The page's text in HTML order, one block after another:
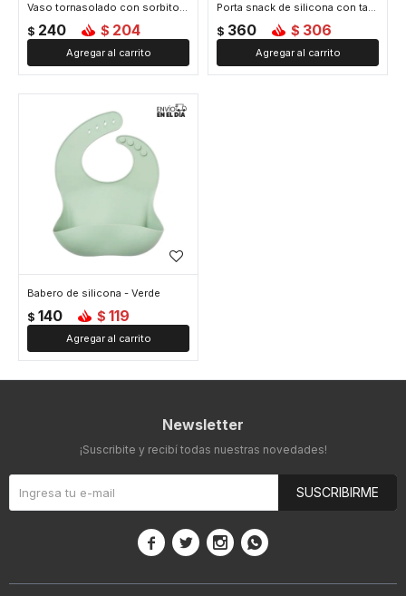
Vaso tornasolado con sorbito - Verde
$ 240 $ 204
Porta snack de silicona con tapa - Verde
$ 360 $ 306
Babero de silicona - Verde
$ 140 $ 119
Newsletter
¡Suscribite y recibí todas nuestras novedades!
SUSCRIBIRME
   